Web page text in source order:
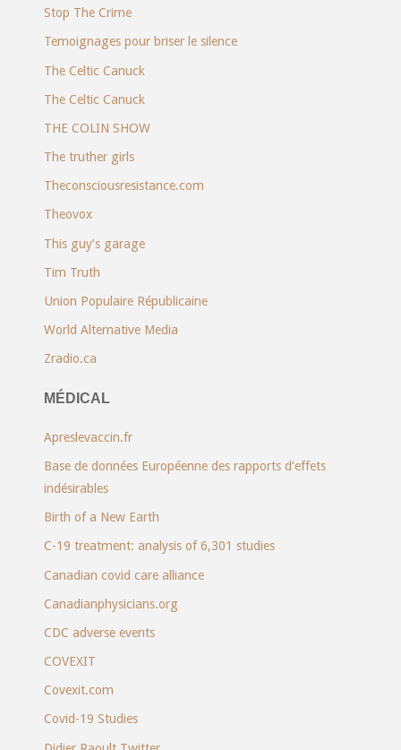
Stop The Crime
Temoignages pour briser le silence
The Celtic Canuck
The Celtic Canuck
THE COLIN SHOW
The truther girls
Theconsciousresistance.com
Theovox
This guy’s garage
Tim Truth
Union Populaire Républicaine
World Alternative Media
Zradio.ca
MÉDICAL
Apreslevaccin.fr
Base de données Européenne des rapports d’effets
indésirables
Birth of a New Earth
C-19 treatment: analysis of 6,301 studies
Canadian covid care alliance
Canadianphysicians.org
CDC adverse events
COVEXIT
Covexit.com
Covid-19 Studies